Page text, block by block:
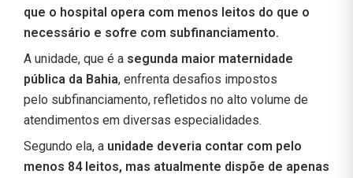
que o hospital opera com menos leitos do que o
necessário e sofre com subfinanciamento.
A unidade, que é a segunda maior maternidade
pública da Bahia, enfrenta desafios impostos
pelo subfinanciamento, refletidos no alto volume de
atendimentos em diversas especialidades.
Segundo ela, a unidade deveria contar com pelo
menos 84 leitos, mas atualmente dispõe de apenas